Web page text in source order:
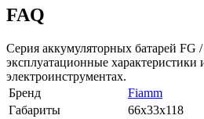
FAQ
Серия аккумуляторных батарей
эксплуатационные
электроинструментах.
Бренд
Fiamm
Габариты
66x33x118